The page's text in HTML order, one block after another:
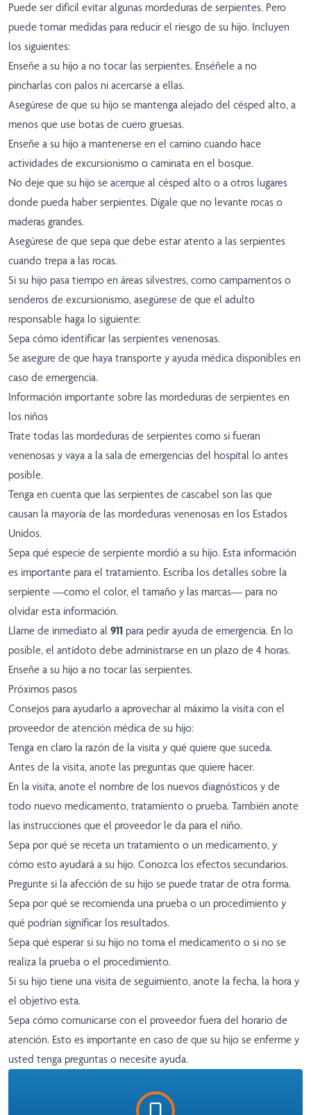
Puede ser difícil evitar algunas mordeduras de serpientes. Pero
puede tomar medidas para reducir el riesgo de su hijo. Incluyen
los siguientes:
Enseñe a su hijo a no tocar las serpientes. Enséñele a no
pincharlas con palos ni acercarse a ellas.
Asegúrese de que su hijo se mantenga alejado del césped alto, a
menos que use botas de cuero gruesas.
Enseñe a su hijo a mantenerse en el camino cuando hace
actividades de excursionismo o caminata en el bosque.
No deje que su hijo se acerque al césped alto o a otros lugares
donde pueda haber serpientes. Dígale que no levante rocas o
maderas grandes.
Asegúrese de que sepa que debe estar atento a las serpientes
cuando trepa a las rocas.
Si su hijo pasa tiempo en áreas silvestres, como campamentos o
senderos de excursionismo, asegúrese de que el adulto
responsable haga lo siguiente:
Sepa cómo identificar las serpientes venenosas.
Se asegure de que haya transporte y ayuda médica disponibles en
caso de emergencia.
Información importante sobre las mordeduras de serpientes en
los niños
Trate todas las mordeduras de serpientes como si fueran
venenosas y vaya a la sala de emergencias del hospital lo antes
posible.
Tenga en cuenta que las serpientes de cascabel son las que
causan la mayoría de las mordeduras venenosas en los Estados
Unidos.
Sepa qué especie de serpiente mordió a su hijo. Esta información
es importante para el tratamiento. Escriba los detalles sobre la
serpiente —como el color, el tamaño y las marcas— para no
olvidar esta información.
Llame de inmediato al 911 para pedir ayuda de emergencia. En lo
posible, el antídoto debe administrarse en un plazo de 4 horas.
Enseñe a su hijo a no tocar las serpientes.
Próximos pasos
Consejos para ayudarlo a aprovechar al máximo la visita con el
proveedor de atención médica de su hijo:
Tenga en claro la razón de la visita y qué quiere que suceda.
Antes de la visita, anote las preguntas que quiere hacer.
En la visita, anote el nombre de los nuevos diagnósticos y de
todo nuevo medicamento, tratamiento o prueba. También anote
las instrucciones que el proveedor le da para el niño.
Sepa por qué se receta un tratamiento o un medicamento, y
cómo esto ayudará a su hijo. Conozca los efectos secundarios.
Pregunte si la afección de su hijo se puede tratar de otra forma.
Sepa por qué se recomienda una prueba o un procedimiento y
qué podrían significar los resultados.
Sepa qué esperar si su hijo no toma el medicamento o si no se
realiza la prueba o el procedimiento.
Si su hijo tiene una visita de seguimiento, anote la fecha, la hora y
el objetivo esta.
Sepa cómo comunicarse con el proveedor fuera del horario de
atención. Esto es importante en caso de que su hijo se enferme y
usted tenga preguntas o necesite ayuda.